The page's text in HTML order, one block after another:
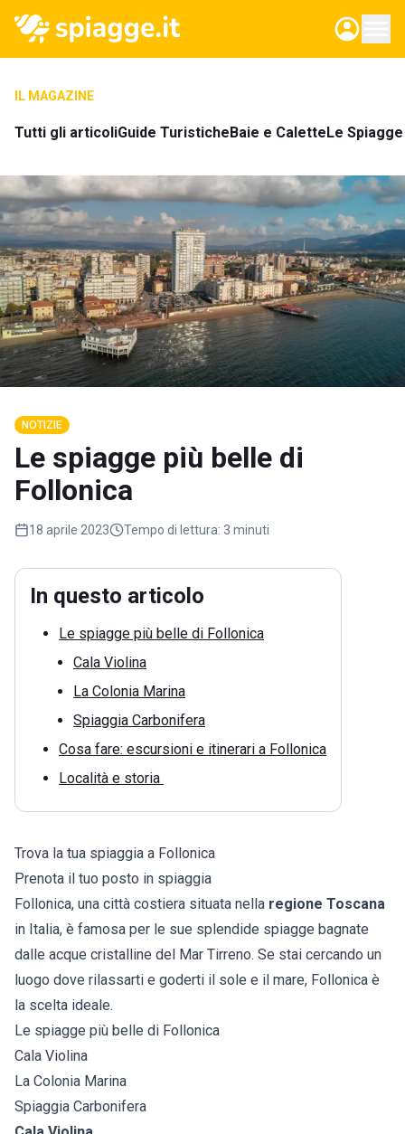
IL MAGAZINE
Tutti gli articoliGuide TuristicheBaie e CaletteLe
NOTIZIE
Le spiagge più belle di
Follonica
18 aprile 2023 Tempo di lettura: 3 minuti
In questo articolo
Le spiagge più belle di Follonica
Cala Violina
La Colonia Marina
Spiaggia Carbonifera
Cosa fare: escursioni e itinerari a Follonica
Località e storia
Trova la tua spiaggia a Follonica
Prenota il tuo posto in spiaggia
Follonica, una città costiera situata nella regione Toscana
in Italia, è famosa per le sue splendide spiagge bagnate
dalle acque cristalline del Mar Tirreno. Se stai cercando un
luogo dove rilassarti e goderti il sole e il mare, Follonica è
la scelta ideale.
Le spiagge più belle di Follonica
Cala Violina
La Colonia Marina
Spiaggia Carbonifera